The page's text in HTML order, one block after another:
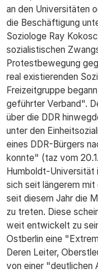
an den Universitäten
die Beschäftigung
Soziologe Ray
sozialistischen
Protestbewegung
real existierenden
Freizeitgruppe
geführter Verband".
über die DDR
unter den
eines DDR-Bürgers
konnte" (taz vom
Humboldt-Universität
sich seit längerem
seit diesem Jahr die
zu treten. Diese
weit entwickelt zu
Ostberlin eine
Deren Leiter,
von einer "deutlichen